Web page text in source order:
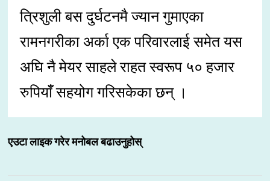
त्रिशुली बस दुर्घटनमै ज्यान गुमाएका
रामनगरीका अर्का एक परिवारलाई समेत यस
अघि नै मेयर साहले राहत स्वरूप ५० हजार
रुपियाँँ सहयोग गरिसकेका छन् ।
एउटा लाइक गरेर मनोबल बढाउनुहोस्